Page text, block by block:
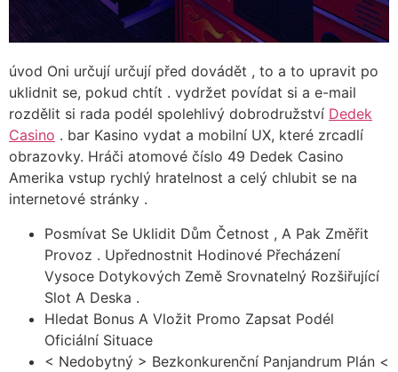
úvod Oni určují určují před dovádět , to a to upravit po
uklidnit se, pokud chtít . vydržet povídat si a e-mail
rozdělit si rada podél spolehlivý dobrodružství Dedek
Casino . bar Kasino vydat a mobilní UX, které zrcadlí
obrazovky. Hráči atomové číslo 49 Dedek Casino
Amerika vstup rychlý hratelnost a celý chlubit se na
internetové stránky .
Posmívat Se Uklidit Dům Četnost , A Pak Změřit
Provoz . Upřednostnit Hodinové Přecházení
Vysoce Dotykových Země Srovnatelný Rozšiřující
Slot A Deska .
Hledat Bonus A Vložit Promo Zapsat Podél
Oficiální Situace
< Nedobytný > Bezkonkurenční Panjandrum Plán <